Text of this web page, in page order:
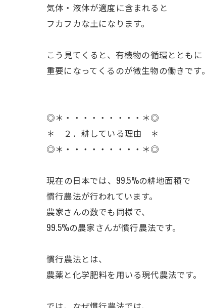
気体・液体が適度に含まれると
フカフカな土になります。
ㅤこう見てくると、有機物の循環とともに
重要になってくるのが微生物の働きです。
◎＊・・・・・・・・・＊◎
＊ ２．耕している理由 ＊
◎＊・・・・・・・・・＊◎
ㅤ現在の日本では、99.5%の耕地面積で
慣行農法が行われています。
農家さんの数でも同様で、
99.5%の農家さんが慣行農法です。
ㅤ慣行農法とは、
農薬と化学肥料を用いる現代農法です。